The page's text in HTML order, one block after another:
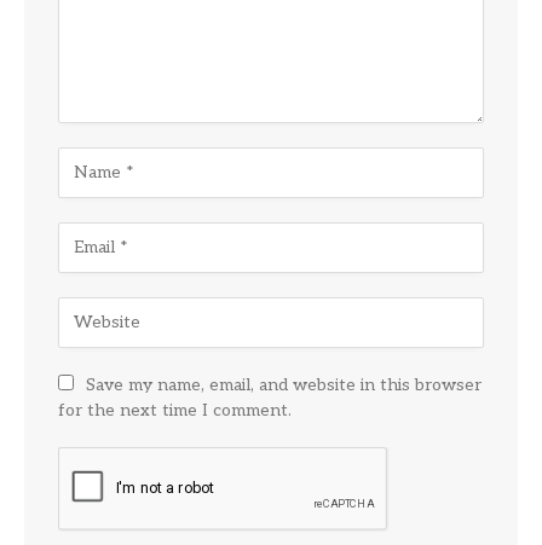
Save my name, email, and website in this browser
for the next time I comment.